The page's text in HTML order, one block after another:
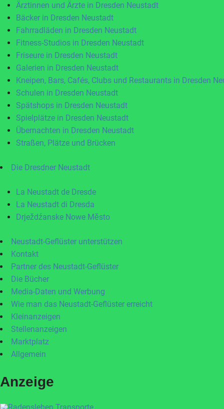
Ärztinnen und Ärzte in Dresden Neustadt
Bäcker in Dresden Neustadt
Fahrradläden in Dresden Neustadt
Fitness-Studios in Dresden Neustadt
Friseure in Dresden Neustadt
Galerien in Dresden Neustadt
Kneipen, Bars, Cafés, Clubs und Restaurants in Dresden
Schulen in Dresden Neustadt
Spätshops in Dresden Neustadt
Spielplätze in Dresden Neustadt
Übernachten in Dresden Neustadt
Straßen, Plätze und Brücken
Die Dresdner Neustadt
La Neustadt de Dresde
La Neustadt di Dresda
Drježdźanske Nowe Město
Neustadt-Geflüster unterstützen
Kontakt
Partner des Neustadt-Geflüster
Die Bücher
Media-Daten und Werbung
Wie man das Neustadt-Geflüster erreicht
Kleinanzeigen
Stellenanzeigen
Marktplatz
Allgemein
Anzeige